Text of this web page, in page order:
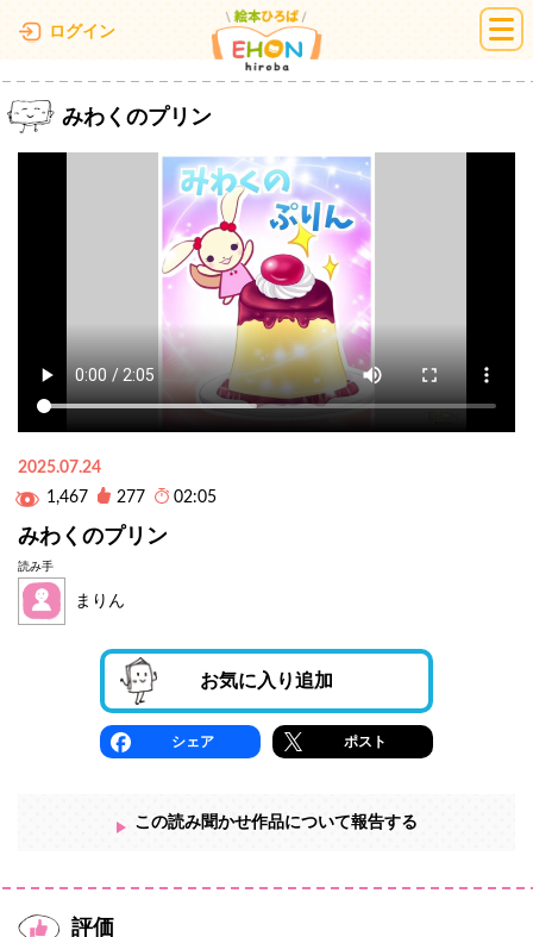
ログイン 絵本ひろば
みわくのプリン
2025.07.24
1,467
277 02:05
みわくのプリン
読み手
まりん
お気に入り追加
シェア ポスト
この読み聞かせ作品について報告する
評価